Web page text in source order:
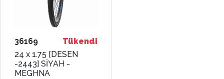
36169
Tükendi
24 x 1.75 [DESEN
-2443] SİYAH -
MEGHNA